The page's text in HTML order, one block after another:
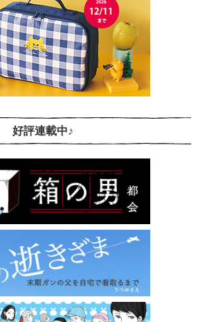
好評連載中♪